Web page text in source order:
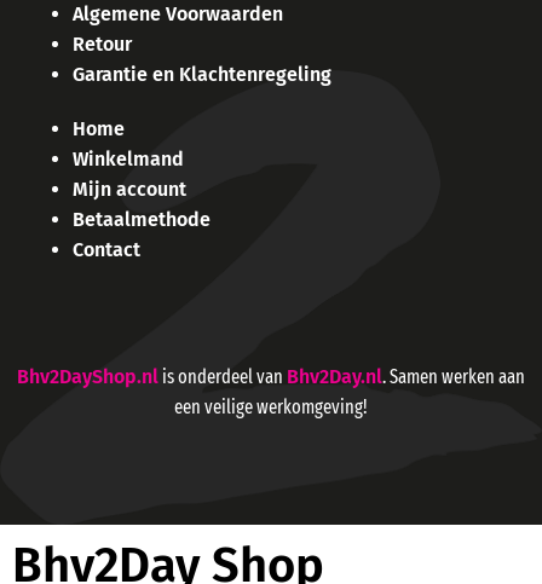
Algemene Voorwaarden
Retour
Garantie en Klachtenregeling
Home
Winkelmand
Mijn account
Betaalmethode
Contact
Bhv2DayShop.nl is onderdeel van Bhv2Day.nl. Samen werken aan
een veilige werkomgeving!
Bhv2Day Shop